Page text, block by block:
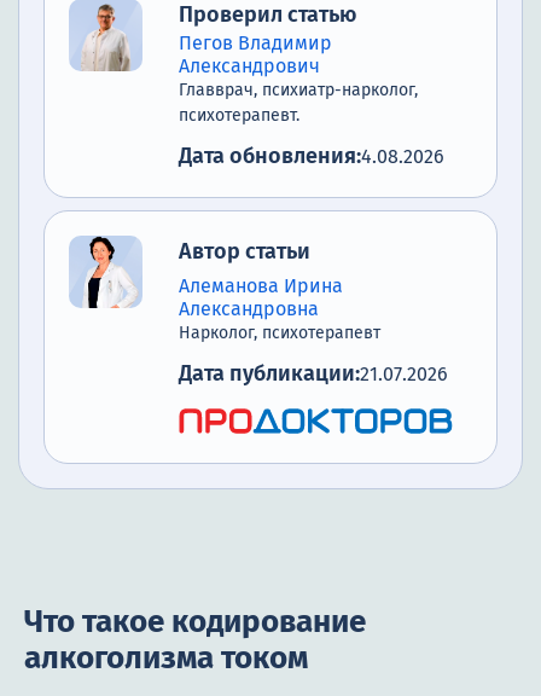
Проверил статью
Пегов Владимир
Александрович
Главврач, психиатр-нарколог,
психотерапевт.
Дата обновления:4.08.2026
Автор статьи
Алеманова Ирина
Александровна
Нарколог, психотерапевт
Дата публикации:21.07.2026
Что такое кодирование
алкоголизма током